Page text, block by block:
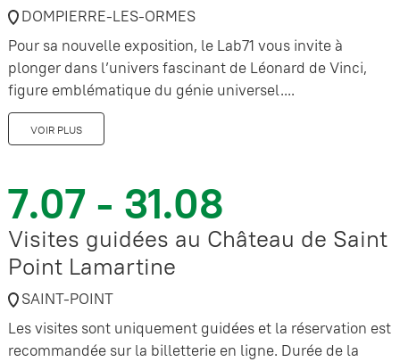
DOMPIERRE-LES-ORMES
Pour sa nouvelle exposition, le Lab71 vous invite à
plonger dans l’univers fascinant de Léonard de Vinci,
figure emblématique du génie universel....
VOIR PLUS
7.07 - 31.08
Visites guidées au Château de Saint
Point Lamartine
SAINT-POINT
Les visites sont uniquement guidées et la réservation est
recommandée sur la billetterie en ligne. Durée de la